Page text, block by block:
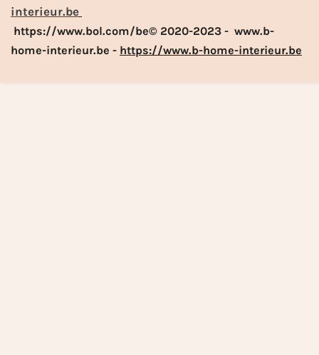
interieur.be
https://www.bol.com/be© 2020-2023 - www.b-
home-interieur.be - https://www.b-home-interieur.be